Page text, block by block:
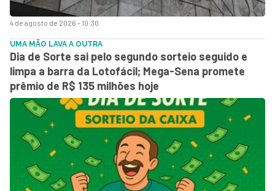
4 de agosto de 2026 - 10:30
UMA MÃO LAVA A OUTRA
Dia de Sorte sai pelo segundo sorteio seguido e
limpa a barra da Lotofácil; Mega-Sena promete
prêmio de R$ 135 milhões hoje